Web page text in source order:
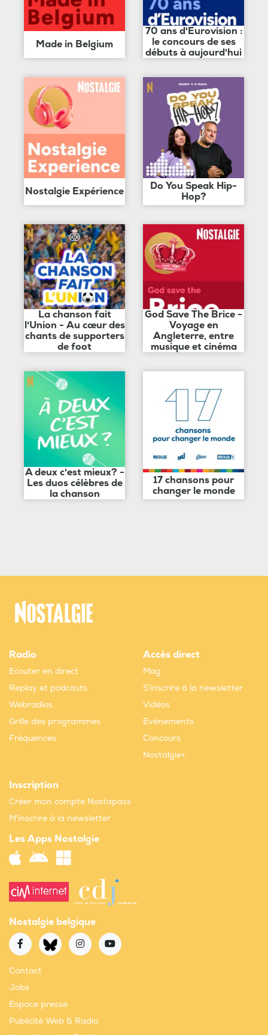
Made in Belgium
70 ans d'Eurovision :
le concours de ses
débuts à aujourd'hui
Nostalgie Expérience
Do You Speak Hip-
Hop?
La chanson fait
l'Union - Au cœur des
chants de supporters
de foot
God Save The Brice -
Voyage en
Angleterre, entre
musique et cinéma
A deux c'est mieux? -
Les duos célèbres de
la chanson
17 chansons pour
changer le monde
Radio
Ecouter en direct
Replay et podcasts
Webradios
Grille des programmes
Fréquences
Accès direct
Mag
S'inscrire à la newsletter
Vidéos
Evènements
Concours
Nostalgie+
Inscription
Créer mon compte Nostapass
M'inscrire à la newsletter
Les Apps Nostalgie
Nostalgie belgique
Contact
Jobs
Espace presse
Publicité Web & Radio